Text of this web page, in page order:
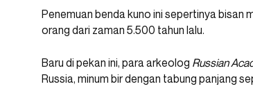
Penemuan benda kuno ini sepertinya
orang dari zaman 5.500 tahun lalu.
Baru di pekan ini, para arkeolog Russian
Russia, minum bir dengan tabung panjang